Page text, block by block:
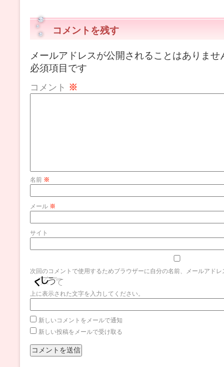
コメントを残す
メールアドレスが公開されることはありませ
必須項目です
コメント ※
名前 ※
メール ※
サイト
次回のコメントで使用するためブラウザーに自分の名前、メールアド
上に表示された文字を入力してください。
新しいコメントをメールで通知
新しい投稿をメールで受け取る